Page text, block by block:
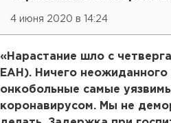
4 июня 2020 в 14:24
«Нарастание шло с
ЕАН). Ничего неожиданного
онкобольные самые
коронавирусом. Мы не